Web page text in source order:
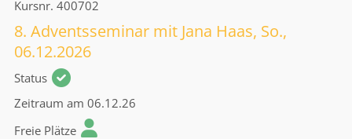
Kursnr. 400702
8. Adventsseminar mit Jana Haas, So.,
06.12.2026
Status
Zeitraum am 06.12.26
Freie Plätze